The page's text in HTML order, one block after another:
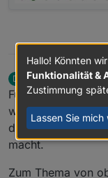
D
Offline
darkiop MOST
Funktioniert aber.
wieder ein baut
die Variablen in
macht.
Zum Thema von
Hallo! Könnten
Funktionalität &
Zustimmung
Lassen Sie mich